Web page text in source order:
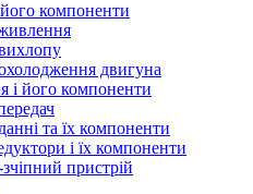
компоненти
двигуна
і його компоненти
та їх компоненти
і їх компоненти
пристрій